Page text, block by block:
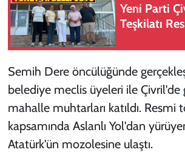
Yeni Parti
Teşkilatı
Semih Dere öncülüğünde
belediye meclis üyeleri ile Çivril'de
mahalle muhtarları katıldı. Resmi
kapsamında Aslanlı Yol'dan
Atatürk'ün mozolesine ulaştı.